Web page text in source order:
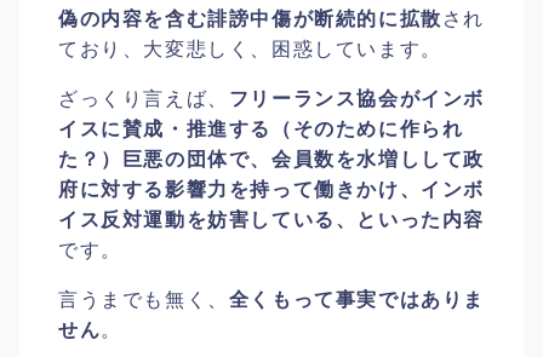
偽の内容を含む誹謗中傷が断続的に拡散 され
ており、大変悲しく、困惑しています。
ざっくり言えば、 フリーランス協会がインボ
イスに賛成・推進する（そのために作られ
た？）巨悪の団体で、会員数を水増しして政
府に対する影響力を持って働きかけ、インボ
イス反対運動を妨害している、といった内容
です。
言うまでも無く、 全くもって事実ではありま
せん。